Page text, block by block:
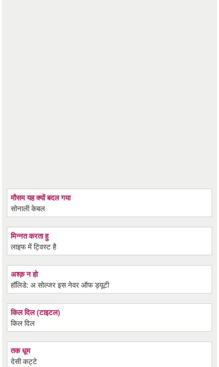
मौसम यह क्यों बदल गया
सोनाली केबल
मिन्नत करता हु
लाइफ में ट्विस्ट है
अश्क़ न हो
हॉलिडे: अ सोल्जर इस नेवर ऑफ ड्यूटी
किल दिल (टाइटल)
किल दिल
तक धूम
देसी कट्टे